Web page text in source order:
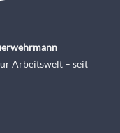
Arbeitswelt – seit